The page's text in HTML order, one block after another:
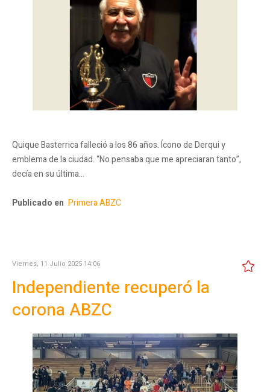
Quique Basterrica falleció a los 86 años. Ícono de Derqui y
emblema de la ciudad. “No pensaba que me apreciaran tanto”,
decía en su última…
Publicado en Primera ABZC
Viernes, 11 Julio 2025 14:06
Independiente recuperó la
corona ABZC